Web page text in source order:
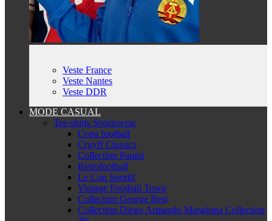
Veste France
Veste Nantes
Veste DDR
MODE CASUAL
Tee-shirts Sportswear
Copa football
Cruyff Classics
Collection Panini
Retrofootball
Le Coq Sportif
Vintage Football Town
Collection George Best
Collection Diego Armando Maradona Collection